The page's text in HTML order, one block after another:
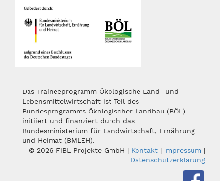
Das Traineeprogramm Ökologische Land- und
Lebensmittelwirtschaft ist Teil des
Bundesprogramms Ökologischer Landbau (BÖL) -
initiiert und finanziert durch das
Bundesministerium für Landwirtschaft, Ernährung
und Heimat (BMLEH).
© 2026 FiBL Projekte GmbH | Kontakt | Impressum |
Datenschutzerklärung